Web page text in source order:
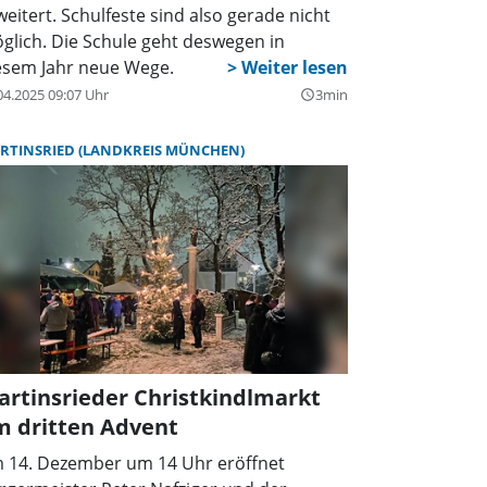
Schulfeste sind also gerade nicht
Die Schule geht deswegen in
Jahr neue Wege.
09:07 Uhr query_builder3min
(LANDKREIS MÜNCHEN)
Christkindlmarkt
dritten Advent
14. Dezember um 14 Uhr eröffnet